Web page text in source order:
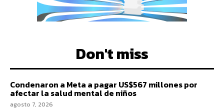
Don't miss
Condenaron a Meta a pagar US$567 millones por
afectar la salud mental de niños
agosto 7, 2026